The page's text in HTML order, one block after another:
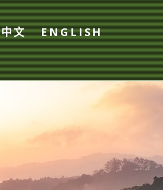
中文 ENGLISH